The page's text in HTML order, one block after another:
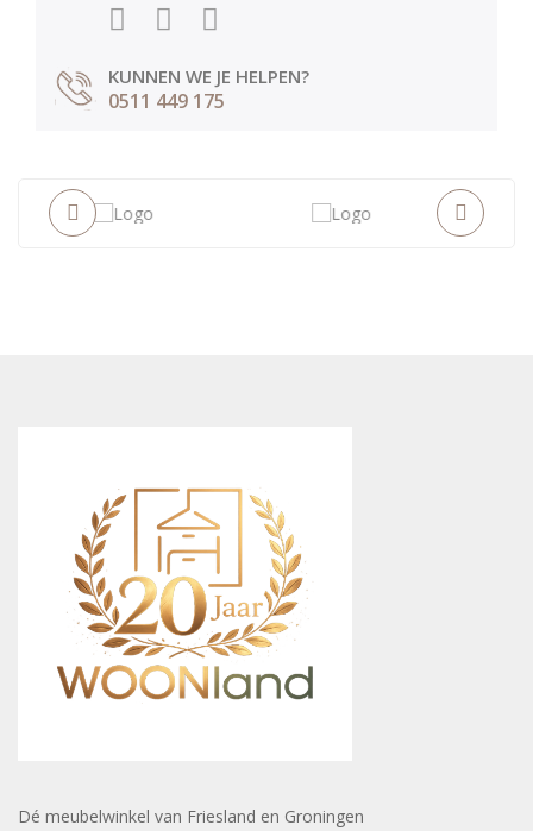
KUNNEN WE JE HELPEN?
0511 449 175
Dé meubelwinkel van Friesland en Groningen